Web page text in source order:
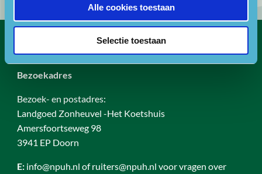
Alle cookies toestaan
Selectie toestaan
Contact
Bezoekadres
Bezoek- en postadres:
Landgoed Zonheuvel -Het Koetshuis
Amersfoortseweg 98
3941 EP Doorn
E:info@npuh.nl of ruiters@npuh.nl voor vragen over